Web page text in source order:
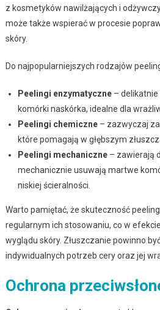
z kosmetyków nawilżających i
może także wspierać w procesie
skóry.
Do najpopularniejszych rodzajów
Peelingi enzymatyczne– delikatnie
komórki naskórka, idealne dla
Peelingi chemiczne– zazwyczaj
które pomagają w głębszym
Peelingi mechaniczne– zawierają
mechanicznie usuwają martwe
niskiej ścieralności.
Warto pamiętać, że skuteczność
regularnym ich stosowaniu, co w
wyglądu skóry. Złuszczanie powinno
indywidualnych potrzeb cery oraz jej
Ochrona